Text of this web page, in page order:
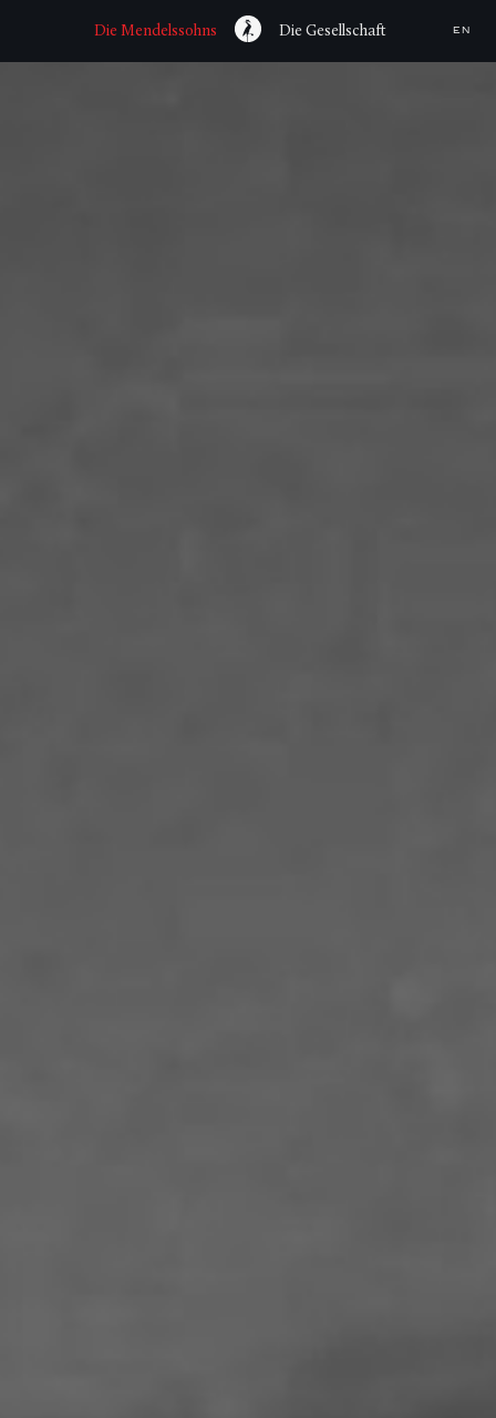
Die Mendelssohns Die Gesellschaft EN